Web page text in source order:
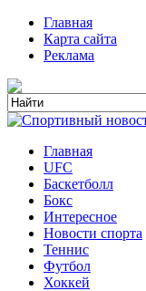
Главная
Карта сайта
Реклама
Главная
UFC
Баскетболл
Бокс
Интересное
Новости спорта
Теннис
Футбол
Хоккей